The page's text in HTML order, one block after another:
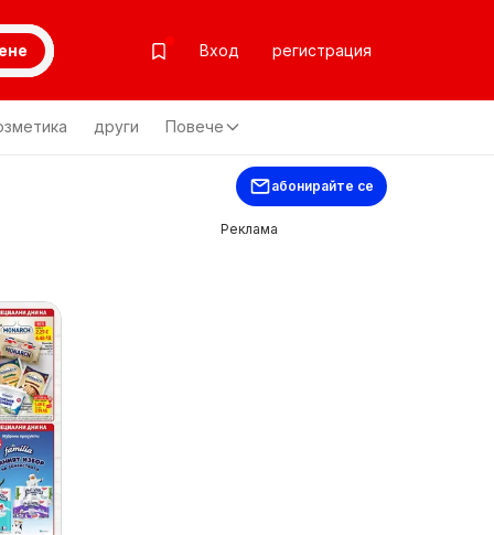
Вход регистрация
други Повече
абонирайте се
Реклама